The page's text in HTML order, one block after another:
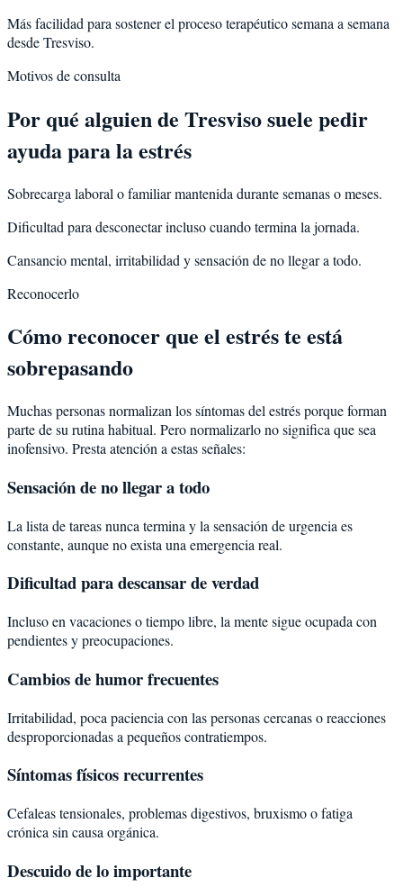
Más facilidad para sostener el proceso terapéutico semana a semana
desde Tresviso.
Motivos de consulta
Por qué alguien de Tresvisosuele pedir
ayuda para laestrés
Sobrecarga laboral o familiar mantenida durante semanas o meses.
Dificultad para desconectar incluso cuando termina la jornada.
Cansancio mental, irritabilidad y sensación de no llegar a todo.
Reconocerlo
Cómo reconocer que el estrés te está
sobrepasando
Muchas personas normalizan los síntomas del estrés porque forman
parte de su rutina habitual. Pero normalizarlo no significa que sea
inofensivo. Presta atención a estas señales:
Sensación de no llegar a todo
La lista de tareas nunca termina y la sensación de urgencia es
constante, aunque no exista una emergencia real.
Dificultad para descansar de verdad
Incluso en vacaciones o tiempo libre, la mente sigue ocupada con
pendientes y preocupaciones.
Cambios de humor frecuentes
Irritabilidad, poca paciencia con las personas cercanas o reacciones
desproporcionadas a pequeños contratiempos.
Síntomas físicos recurrentes
Cefaleas tensionales, problemas digestivos, bruxismo o fatiga
crónica sin causa orgánica.
Descuido de lo importante